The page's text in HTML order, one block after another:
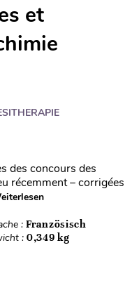
et
des concours des
récemment – corrigées
: Französisch
: 0,349 kg